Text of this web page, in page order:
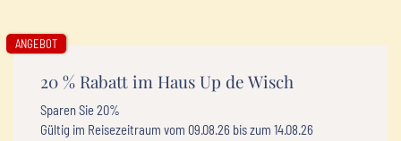
20 % Rabatt im Haus Up de Wisch
Sparen Sie20%
Gültig im Reisezeitraum vom 09.08.26 bis zum 14.08.26
ANGEBOT